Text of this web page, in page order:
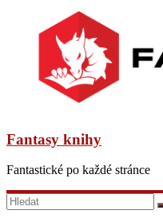
Fantasy knihy
Fantastické po každé stránce